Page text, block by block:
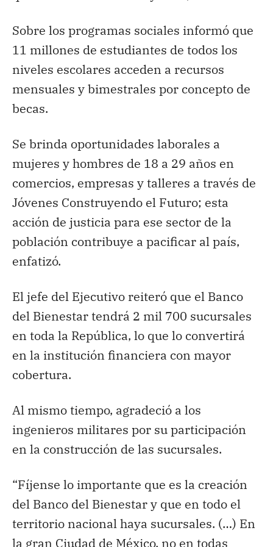
Sobre los programas sociales informó que
11 millones de estudiantes de todos los
niveles escolares acceden a recursos
mensuales y bimestrales por concepto de
becas.
Se brinda oportunidades laborales a
mujeres y hombres de 18 a 29 años en
comercios, empresas y talleres a través de
Jóvenes Construyendo el Futuro; esta
acción de justicia para ese sector de la
población contribuye a pacificar al país,
enfatizó.
El jefe del Ejecutivo reiteró que el Banco
del Bienestar tendrá 2 mil 700 sucursales
en toda la República, lo que lo convertirá
en la institución financiera con mayor
cobertura.
Al mismo tiempo, agradeció a los
ingenieros militares por su participación
en la construcción de las sucursales.
“Fíjense lo importante que es la creación
del Banco del Bienestar y que en todo el
territorio nacional haya sucursales. (…) En
la gran Ciudad de México, no en todas